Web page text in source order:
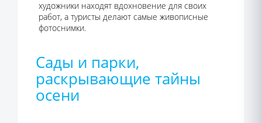
художники находят вдохновение для своих
работ, а туристы делают самые живописные
фотоснимки.
Сады и парки,
раскрывающие тайны
осени